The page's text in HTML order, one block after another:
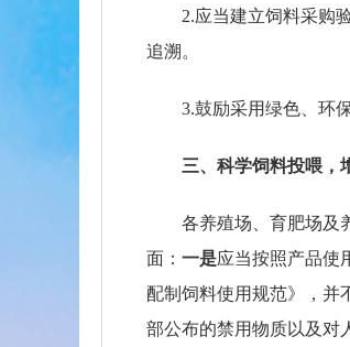
2.应当建立饲料采购
追溯。
3.鼓励采用绿色、环
三、科学饲料投喂，
各养殖场、育肥场及
面： 一是应当按照产品使
配制饲料使用规范》，并
部公布的禁用物质以及对